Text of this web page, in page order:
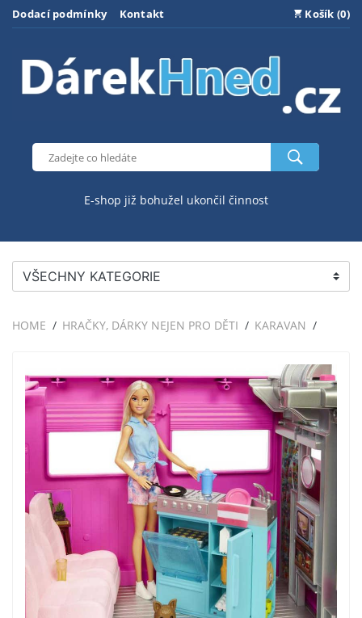
Dodací podmínky Kontakt Košík (0)
E-shop již bohužel ukončil činnost
VŠECHNY KATEGORIE
HOME HRAČKY, DÁRKY NEJEN PRO DĚTI KARAVAN